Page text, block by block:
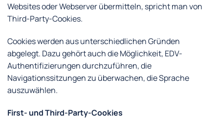
Websites oder Webserver übermitteln, spricht man von
Third-Party-Cookies.
Cookies werden aus unterschiedlichen Gründen
abgelegt. Dazu gehört auch die Möglichkeit, EDV-
Authentifizierungen durchzuführen, die
Navigationssitzungen zu überwachen, die Sprache
auszuwählen.
First- und Third-Party-Cookies